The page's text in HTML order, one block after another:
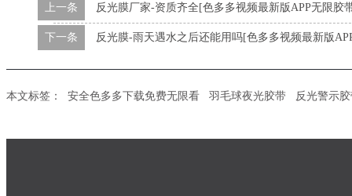
上一条 反光膜厂家-资质齐全[色多多视频最新版APP无限胶
下一条 反光膜-雨天遇水之后还能用吗[色多多视频最新版
本文标签： 安全色多多下载免费无限看 羽毛球夜光胶带 反光警示